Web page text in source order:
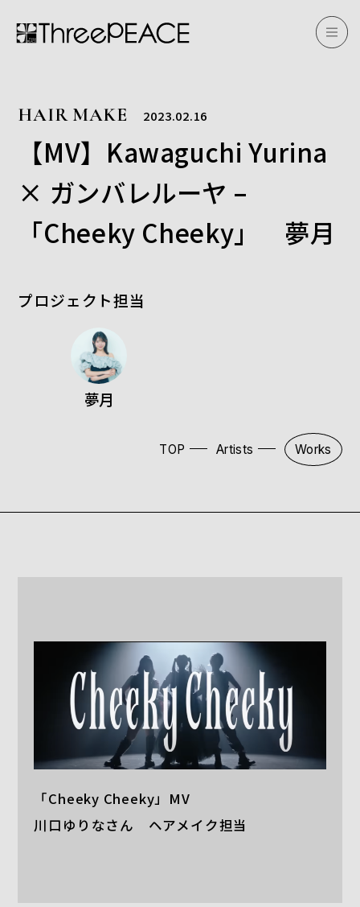
HAIR MAKE 2023.02.16
【MV】Kawaguchi Yurina
× ガンバレルーヤ –
「Cheeky Cheeky」 夢月
プロジェクト担当
夢月
TOP Artists Works
「Cheeky Cheeky」MV
川口ゆりなさん ヘアメイク担当